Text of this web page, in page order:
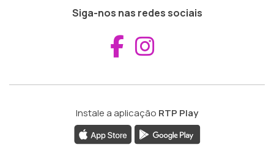
Siga-nos nas redes sociais
Aceder ao
Instale a aplicação RTP Play